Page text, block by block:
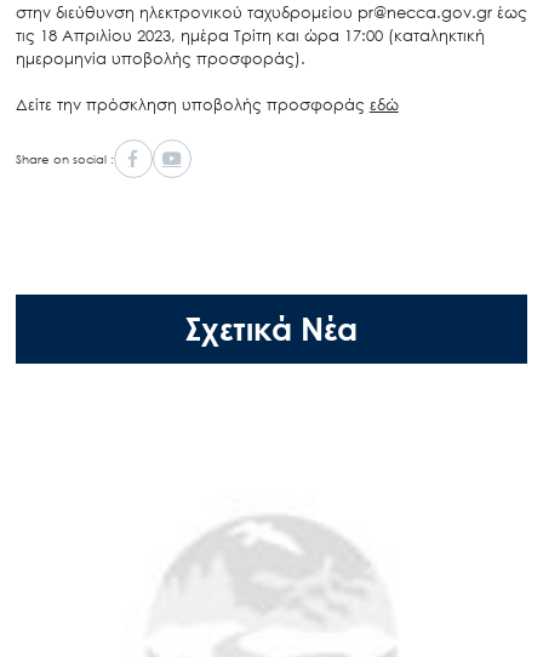
στην διεύθυνση ηλεκτρονικού ταχυδρομείου pr@necca.gov.gr έως
τις 18 Απριλίου 2023, ημέρα Τρίτη και ώρα 17:00 (καταληκτική
ημερομηνία υποβολής προσφοράς).
Δείτε την πρόσκληση υποβολής προσφοράς εδώ
Share on social :
Σχετικά Νέα